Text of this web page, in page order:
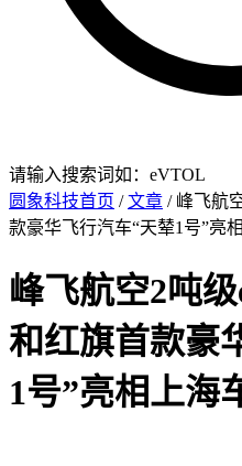
请输入搜索词如：eVTOL
圆象科技首页 /文章 / 峰飞航
款豪华飞行汽车“天辇1号”亮
峰飞航空2吨
和红旗首款豪
1号”亮相上海